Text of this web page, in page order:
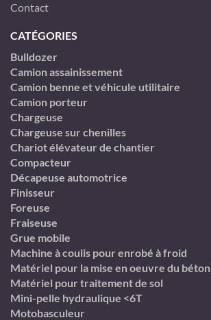
Contact
CATÉGORIES
Bulldozer
Camion assainissement
Camion benne et véhicule utilitaire
Camion porteur
Chargeuse
Chargeuse sur chenilles
Chariot élévateur de chantier
Compacteur
Décapeuse automotrice
Finisseur
Foreuse
Fraiseuse
Grue mobile
Machine à coulis pour enrobé à froid
Matériel pour la mise en oeuvre du béton
Matériel pour traitement de sol
Mini-pelle hydraulique <6T
Motobasculeur